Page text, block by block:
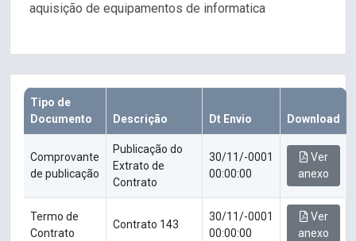
aquisição de equipamentos de informatica
Tipo de
Documento
Descrição Dt Envio Download
Comprovante
de publicação
Publicação do
Extrato de
Contrato
30/11/-0001
00:00:00
Ver
anexo
Termo de
Contrato
Contrato 143
30/11/-0001
00:00:00
Ver
anexo